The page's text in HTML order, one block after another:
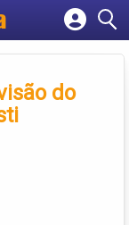
do